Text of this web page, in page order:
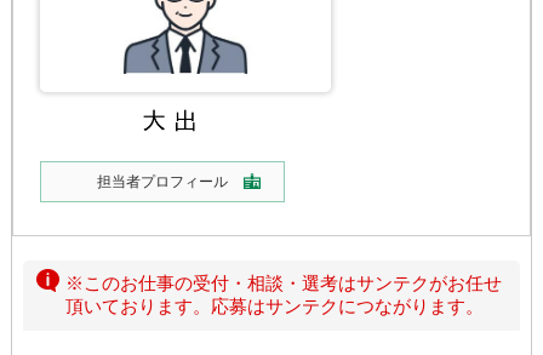
担当者プロフィール
※このお仕事の受付・相談・選考はサンテクがお任せ
頂いております。応募はサンテクにつながります。